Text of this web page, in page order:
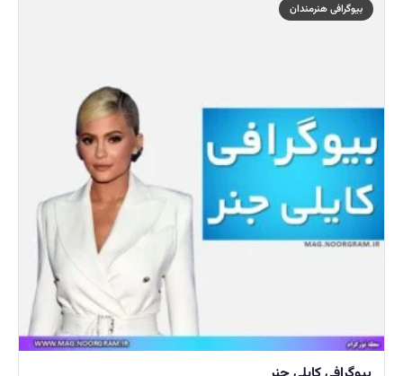
بیوگرافی هنرمندان